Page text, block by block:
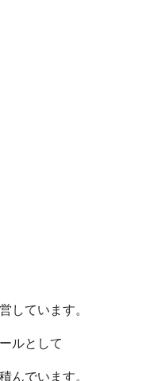
しています。
ルとして
んでいます。